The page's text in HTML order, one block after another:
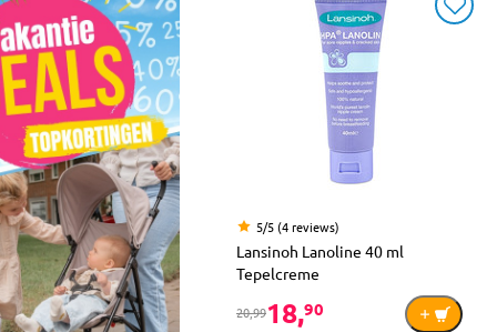
5/5 (4 reviews)
Lansinoh Lanoline 40 ml
Tepelcreme
20,9918,90